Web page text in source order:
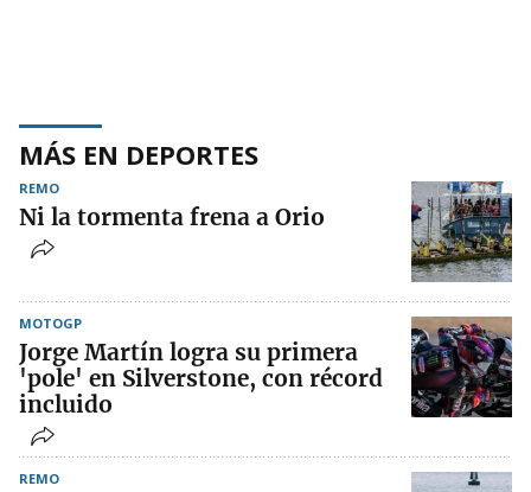
MÁS EN DEPORTES
REMO
Ni la tormenta frena a Orio
MOTOGP
Jorge Martín logra su primera
'pole' en Silverstone, con récord
incluido
REMO